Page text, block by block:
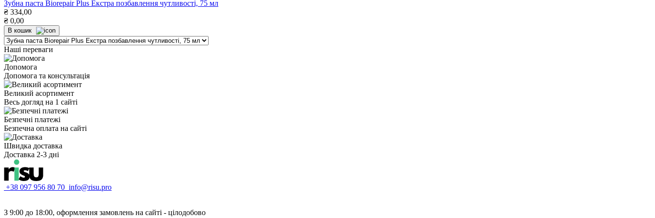
Зубна паста Biorepair Plus Екстра позбавлення чутливості, 75 мл
₴ 334,00
₴ 0,00
В кошик
Наші переваги
Допомога
Допомога та консультація
Великий асортимент
Весь догляд на 1 сайті
Безпечні платежі
Безпечна оплата на сайті
Швидка доставка
Доставка 2-3 дні
+38 097 956 80 70 info@risu.pro
З 9:00 до 18:00, оформлення замовлень на сайті - цілодобово